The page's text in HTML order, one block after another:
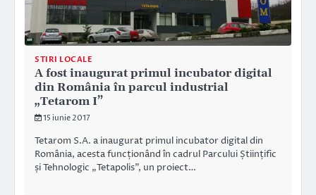
STIRI LOCALE
A fost inaugurat primul incubator digital
din România în parcul industrial
„Tetarom I”
15 iunie 2017
Tetarom S.A. a inaugurat primul incubator digital din
România, acesta funcționând în cadrul Parcului Științific
și Tehnologic „Tetapolis”, un proiect…